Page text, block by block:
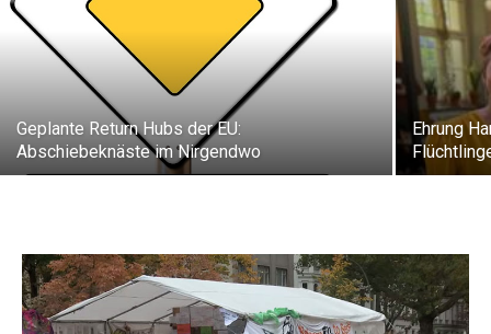
Geplante Return Hubs der EU:
Abschiebeknäste im Nirgendwo
Ehrung